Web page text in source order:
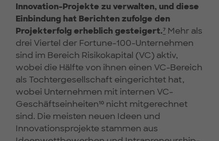
Innovation-Projekte zu verwalten, und diese
Einbindung hat Berichten zufolge den
Projekterfolg erheblich gesteigert.⁷ Mehr als
drei Viertel der Fortune-100-Unternehmen
sind im Bereich Risikokapital (VC) aktiv,
wobei die Hälfte von ihnen einen VC-Bereich
als Tochtergesellschaft eingerichtet hat,
wobei Unternehmen mit internen VC-
Geschäftseinheiten¹⁰ nicht mitgerechnet
sind. Die meisten neuen Ideen und
Innovationsprojekte stammen aus